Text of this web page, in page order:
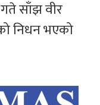
साँझ वीर
निधन भएको